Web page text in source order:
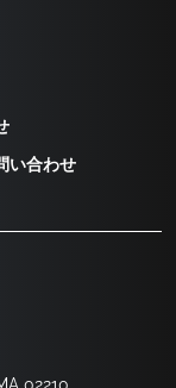
い合わせ